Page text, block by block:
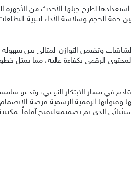
لطرح جيلها الأحدث من الأجهزة
الحجم وسلاسة الأداء لتلبية التطلعات
وتضمن التوازن المثالي بين
الرقمي بكفاءة عالية، مما يمثل
مسار الابتكار النوعي، وتدعو
حيث تتيح سامسونج عبر منصاتها وقنواتها الرقمية
الذي تم تصميمه ليفتح آفاقاً